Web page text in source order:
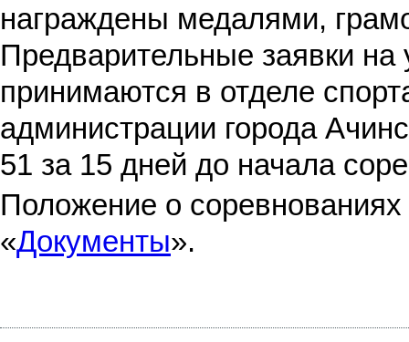
награждены медалями,
Предварительные заявки на
принимаются в отделе
администрации города
51 за 15 дней до начала
Положение о
«Документы».